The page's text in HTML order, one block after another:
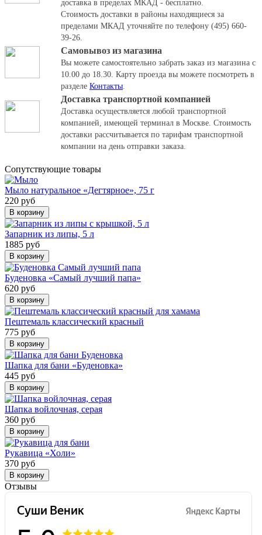
доставка в пределах МКАД - бесплатно.
Стоимость доставки в районы находящиеся за
пределами МКАД уточняйте по телефону (495) 660-
39-26.
Самовывоз из магазина
Вы можете самостоятельно забрать заказ из магазина с
10.00 до 18.30. Карту проезда вы можете посмотреть в
разделе Контакты
Доставка транспортной компанией
Доставка осуществляется любой транспортной
компанией, имеющей терминал в Москве. Стоимость
доставки рассчитывается по тарифам транспортной
компании на день отправки заказа.
Cопутствующие товары
Мыло натуральное «Дегтярное», 75 г
220 руб
В корзину
Запарник из липы, 5 л
1885 руб
В корзину
Буденовка «Самый лучший папа»
620 руб
В корзину
Пештемаль классический красный
775 руб
В корзину
Шапка для бани «Буденовка»
445 руб
В корзину
Шапка войлочная, серая
360 руб
В корзину
Рукавица «Холи»
370 руб
В корзину
Отзывы